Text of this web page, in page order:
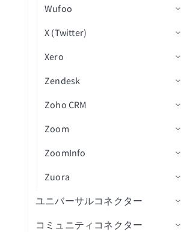
ードを一括検索
SOQLクエリを使用してレコ
SOQLクエリWHERE句を使用
チ）
レコードを承認用に送信
レコードをバッチで更新
を一括更新
レコードをバッチで
領収書画像をアップロード
リスト内の添付ファイルを
アップロード
得
IDで商品画像を取得
ストアメタフィールドを取
ドを取得
IDで注文を取得
トランザクションを取得
下書き注文を一覧表示
フルフィルメント注文別に
行をレプリケート
マージ
クエリ結果をエクスポート
顧客を更新
取得
レコードからファイルを取
レコードを取得
レコードの更新
リストを作成
カードの詳細を取得
IDでリストを取得
ボードを一覧表示（バッ
チ）
リストを一覧表示（バッ
ボード間でカードを移動
ボード内でカードを移動
SMSを送信
投稿を削除
投稿のいいね詳細を取得
ジェクト（バッチ）
スケジュール済みレポート
WQLを使用したスケジュー
ル済みレポート
操作を呼び出し
ビジネスオブジェクト詳細
得
レポートを取得
WQLを使用してレポートを
取得
成/更新
Workday Reports-as-a-
新規ワーカー
アクション
IDでワーカーを取得
ワーカーを検索
ジョブ変更を作成
受信トレイタスクを取得
受信トレイタスクを承認/拒
トリガー
アクション
コネクション設定
トリガー
新規コメント
New event（リアルタイム）
新規/更新済みフォルダ
新規/更新済みフォルダ（リ
（リアルタイム）
新規/更新済みタスク
アクション
承認をキャンセル
承認を作成
コメントを作成
フォルダを作成
ブループリントから作成
プロジェクトを作成
タスクを作成
Wufoo
コネクション設定
トリガー
新規エントリ
X (Twitter)
コネクション設定
トリガー
ステータスを投稿
ユーザーを検索
アクション
ツイートを検索
Xero
コネクション設定
トリガー
新規/更新済み請求書
新規/更新済み連絡先
新規/更新済み支払い
新規/更新済み項目
新規/更新済み請求書
アクション
連絡先に人物を追加
銀行取引を作成
1つの明細項目を含む請求書
Zendesk
コネクション設定
トリガー
新規/更新済みチケット
新規/更新済みチケット（リ
アクション
チケットを作成
ユーザーを作成
組織を作成
フィールド
チケット
ユーザー
カスタムオブジェクト
Zoho CRM
コネクション設定
トリガー
新規アカウント
新規通話
新規ケース
アクション
カスタムオブジェクトをバ
Zoom
コネクション設定
トリガー
新規イベントトリガー
アクション
会議をスケジュール
クラウド録画をダウンロード
ZoomInfo
コネクション設定
Zuora
コネクション設定
アクション
ユニバーサルコネクター
A2A Protocol
コミュニティコネクター